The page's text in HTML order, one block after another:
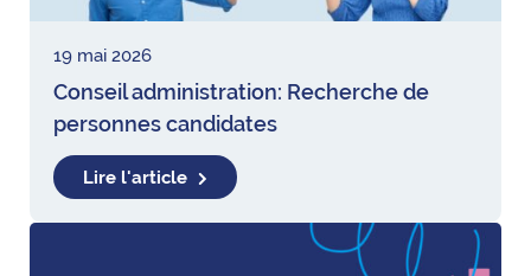
19 mai 2026
Conseil administration: Recherche de
personnes candidates
Lire l'article